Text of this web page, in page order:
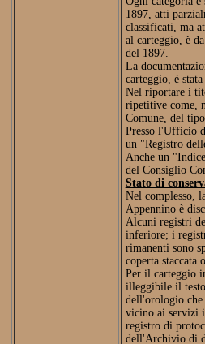
1897, atti
classificati, ma
al carteggio, è
del 1897.
La
carteggio, è
Nel riportare i
ripetitive come,
Comune, del
Presso l'Ufficio
un "Registro
Anche un
del Consiglio
Stato di
Nel complesso,
Appennino è
Alcuni registri
inferiore; i
rimanenti sono
coperta staccata
Per il carteggio
illeggibile il
dell'orologio che
vicino ai servizi
registro di
dell'Archivio di